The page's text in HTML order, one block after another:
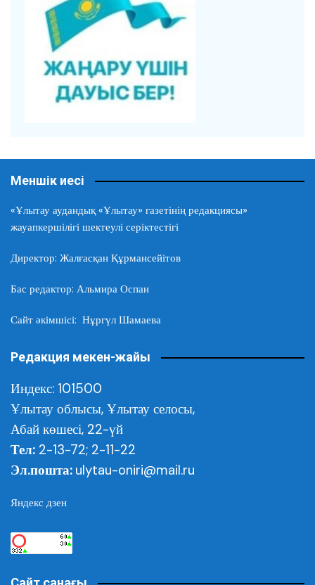
Меншік иесі
«Ұлытау аудандық «Ұлытау» газетінің редакциясы»
жауапкершілігі шектеулі серіктестігі
Директор: Жалғасқан Құрмансейітов
Бас редактор: Альмира Оспан
Сайт әкімшісі: Нұргүл Шамаева
Редакция мекен-жайы
Индекс: 101500
Ұлытау облысы, Ұлытау селосы,
Абай көшесі, 22-үй
Тел: 2-13-72; 2-11-22
Эл.пошта: ulytau-oniri@mail.ru
Яндекс дзен